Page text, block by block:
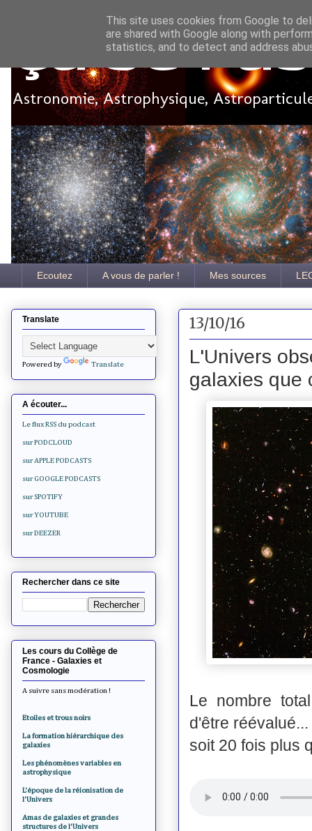
Ça se
Astronomie, Astrophysique,
Ecoutez A vous de parler ! Mes sources
13/10/16
L'Univers
galaxies que
Le nombre
d'être
soit 20 fois plus
Translate
Powered by Translate
A écouter...
Le flux RSS du podcast
sur PODCLOUD
sur APPLE PODCASTS
sur GOOGLE PODCASTS
sur SPOTIFY
sur YOUTUBE
sur DEEZER
Rechercher dans ce site
Les cours du Collège de
France - Galaxies et
Cosmologie
A suivre sans modération !
Etoiles et trous noirs
La formation hiérarchique des
galaxies
Les phénomènes variables en
astrophysique
L'époque de la réionisation de
l'Univers
Amas de galaxies et grandes
structures de l'Univers
This site uses cookies from Google to
are shared with Google along with
statistics, and to detect and address